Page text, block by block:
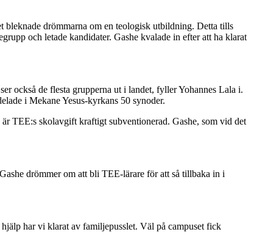
drömmarna om en teologisk utbildning. Detta tills
och letade kandidater. Gashe kvalade in efter att ha klarat
också de flesta grupperna ut i landet, fyller Yohannes Lala i.
i Mekane Yesus-kyrkans 50 synoder.
TEE:s skolavgift kraftigt subventionerad. Gashe, som vid det
Gashe drömmer om att bli TEE-lärare för att så tillbaka in i
har vi klarat av familjepusslet. Väl på campuset fick